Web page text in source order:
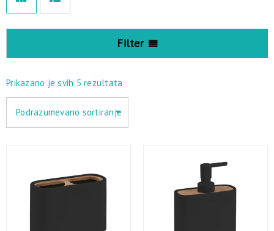
Filter
Prikazano je svih 5 rezultata
Podrazumevano sortiranje